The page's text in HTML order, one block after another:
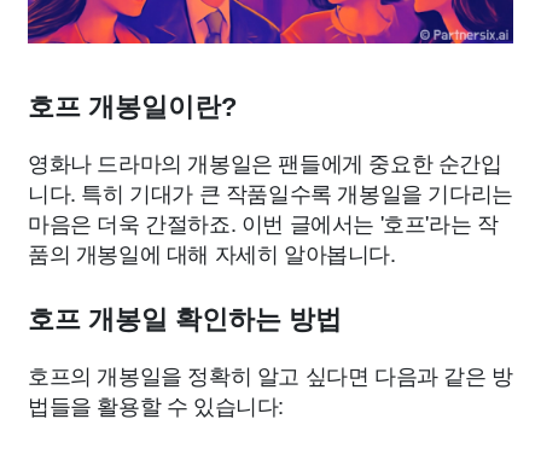
호프 개봉일이란?
영화나 드라마의 개봉일은 팬들에게 중요한 순간입
니다. 특히 기대가 큰 작품일수록 개봉일을 기다리는
마음은 더욱 간절하죠. 이번 글에서는 '호프'라는 작
품의 개봉일에 대해 자세히 알아봅니다.
호프 개봉일 확인하는 방법
호프의 개봉일을 정확히 알고 싶다면 다음과 같은 방
법들을 활용할 수 있습니다: